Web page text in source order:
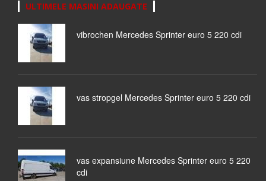
ULTIMELE MASINI ADAUGATE
vibrochen Mercedes Sprinter euro 5 220 cdi
vas stropgel Mercedes Sprinter euro 5 220 cdi
vas expansiune Mercedes Sprinter euro 5 220
cdi